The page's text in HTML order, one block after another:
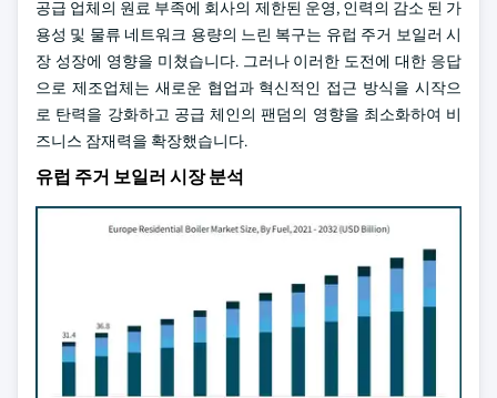
공급 업체의 원료 부족에 회사의 제한된 운영, 인력의 감소 된 가
용성 및 물류 네트워크 용량의 느린 복구는 유럽 주거 보일러 시
장 성장에 영향을 미쳤습니다. 그러나 이러한 도전에 대한 응답
으로 제조업체는 새로운 협업과 혁신적인 접근 방식을 시작으
로 탄력을 강화하고 공급 체인의 팬덤의 영향을 최소화하여 비
즈니스 잠재력을 확장했습니다.
유럽 주거 보일러 시장 분석